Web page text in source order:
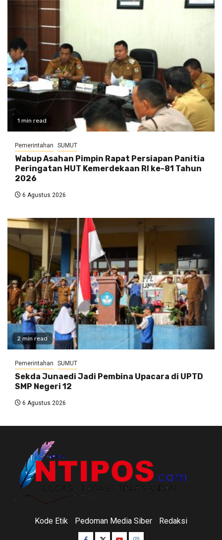
1 min read
Pemerintahan SUMUT
Wabup Asahan Pimpin Rapat Persiapan Panitia
Peringatan HUT Kemerdekaan RI ke-81 Tahun
2026
6 Agustus 2026
2 min read
Pemerintahan SUMUT
Sekda Junaedi Jadi Pembina Upacara di UPTD
SMP Negeri 12
6 Agustus 2026
Kode Etik Pedoman Media Siber Redaksi